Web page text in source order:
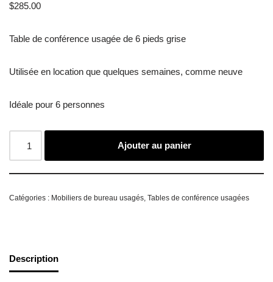
$285.00
Table de conférence usagée de 6 pieds grise
Utilisée en location que quelques semaines, comme neuve
Idéale pour 6 personnes
Ajouter au panier
Catégories : Mobiliers de bureau usagés, Tables de conférence usagées
Description